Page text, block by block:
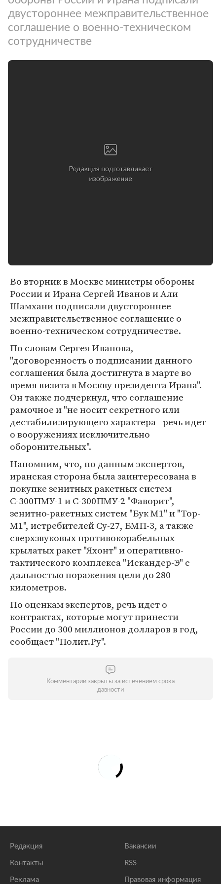
двустороннее межправительственное
соглашение о военно-техническом
сотрудничестве
Во вторник в Москве министры обороны
России и Ирана Сергей Иванов и Али
Шамхани подписали двустороннее
межправительственное соглашение о
военно-техническом сотрудничестве.
По словам Сергея Иванова,
"договоренность о подписании данного
соглашения была достигнута в марте во
время визита в Москву президента Ирана".
Он также подчеркнул, что соглашение
рамочное и "не носит секретного или
дестабилизирующего характера - речь идет
о вооружениях исключительно
оборонительных".
Напомним, что, по данным экспертов,
иранская сторона была заинтересована в
покупке зенитных ракетных систем
С-300ПМУ-1 и С-300ПМУ-2 "Фаворит",
зенитно-ракетных систем "Бук М1" и "Тор-
М1", истребителей Су-27, БМП-3, а также
сверхзвуковых противокорабельных
крылатых ракет "Яхонт" и оперативно-
тактического комплекса "Искандер-Э" с
дальностью поражения цели до 280
километров.
По оценкам экспертов, речь идет о
контрактах, которые могут принести
России до 300 миллионов долларов в год,
сообщает "Полит.Ру".
Комментарии закрыты за истечением срока
давности
Редакция
Контакты
Реклама
Вакансии
RSS
Правовая информация